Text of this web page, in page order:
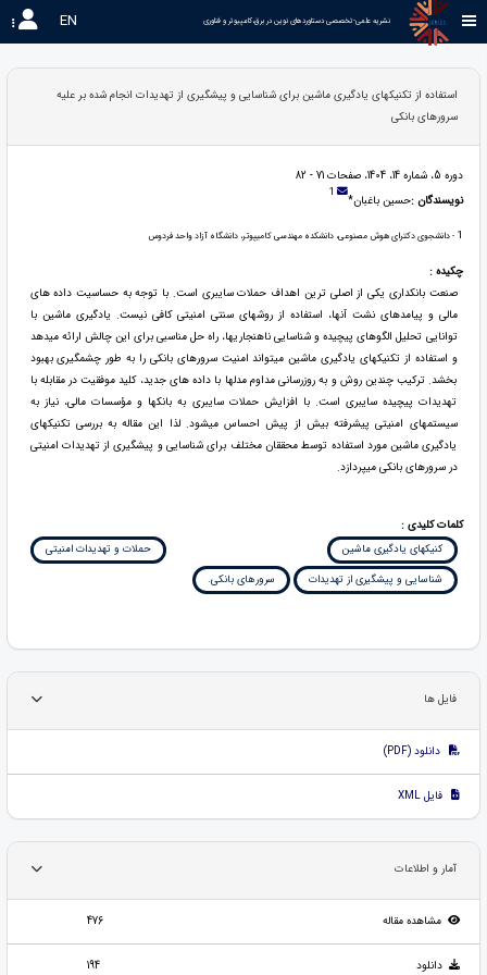
نشریه علمی-تخصصی دستاوردهای نوین در برق،کامپیوتر و فناوری EN
استفاده از تکنیکهای یادگیری ماشین برای شناسایی و پیشگیری از تهدیدات انجام شده بر علیه
سرورهای بانکی
دوره 5، شماره 14، 1404، صفحات 71 - 82
نویسندگان :حسین باغبان* 1
1 - دانشجوی دکترای هوش مصنوعی، دانشکده مهندسی کامیپوتر، دانشگاه آزاد واحد فردوس
چکیده :
صنعت بانکداری یکی از اصلی ترین اهداف حملات سایبری است. با توجه به حساسیت داده های
مالی و پیامدهای نشت آنها، استفاده از روشهای سنتی امنیتی کافی نیست. یادگیری ماشین با
توانایی تحلیل الگوهای پیچیده و شناسایی ناهنجاریها، راه حل مناسبی برای این چالش ارائه میدهد
و استفاده از تکنیکهای یادگیری ماشین میتواند امنیت سرورهای بانکی را به طور چشمگیری بهبود
بخشد. ترکیب چندین روش و به روزرسانی مداوم مدلها با داده های جدید، کلید موفقیت در مقابله با
تهدیدات پیچیده سایبری است. با افزایش حملات سایبری به بانکها و مؤسسات مالی، نیاز به
سیستمهای امنیتی پیشرفته بیش از پیش احساس میشود. لذا این مقاله به بررسی تکنیکهای
یادگیری ماشین مورد استفاده توسط محققان مختلف برای شناسایی و پیشگیری از تهدیدات امنیتی
در سرورهای بانکی میپردازد.
کلمات کلیدی :
کنیکهای یادگیری ماشین
حملات و تهدیدات امنیتی
شناسایی و پیشگیری از تهدیدات
سرورهای بانکی.
فایل ها
دانلود (PDF)
فایل XML
آمار و اطلاعات
مشاهده مقاله 476
دانلود 194